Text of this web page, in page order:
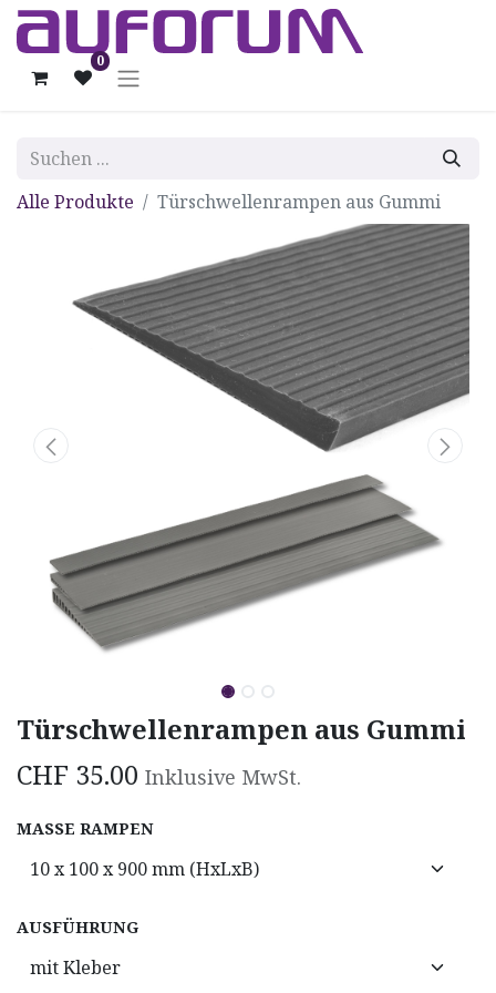
0
Alle Produkte Türschwellenrampen aus Gummi
Türschwellenrampen aus Gummi
CHF 35.00 Inklusive MwSt.
MASSE RAMPEN
AUSFÜHRUNG